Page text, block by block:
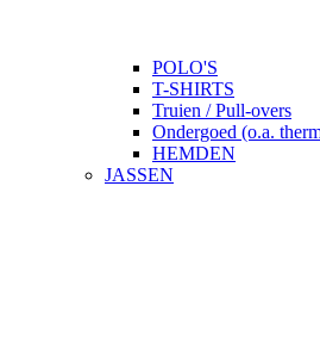
POLO'S
T-SHIRTS
Truien / Pull-overs
Ondergoed (o.a.
HEMDEN
JASSEN